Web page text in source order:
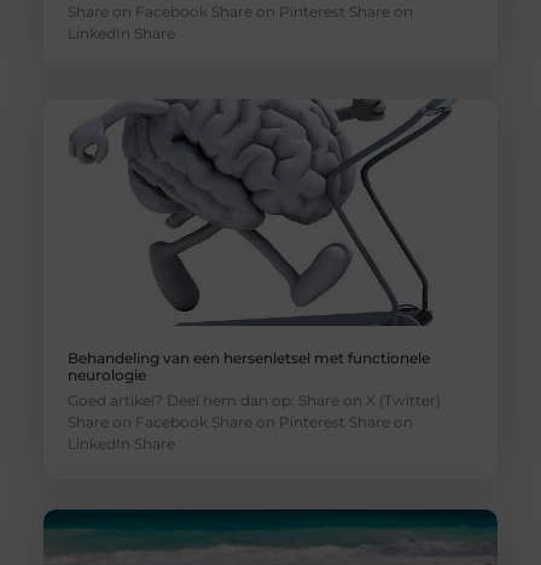
Share on Facebook Share on Pinterest Share on
LinkedIn Share
Behandeling van een hersenletsel met functionele
neurologie
Goed artikel? Deel hem dan op: Share on X (Twitter)
Share on Facebook Share on Pinterest Share on
LinkedIn Share